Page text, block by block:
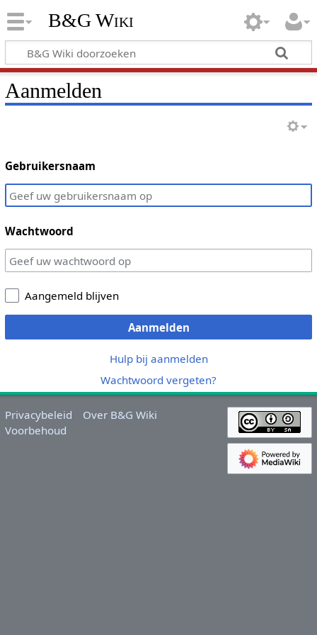
B&G Wiki
Aanmelden
Gebruikersnaam
Wachtwoord
Aangemeld blijven
Aanmelden
Hulp bij aanmelden
Wachtwoord vergeten?
Privacybeleid
Over B&G Wiki
Voorbehoud